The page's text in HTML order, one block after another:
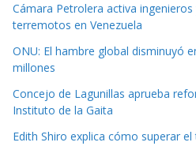
Cámara Petrolera activa
terremotos en Venezuela
ONU: El hambre global disminuyó
millones
Concejo de Lagunillas aprueba
Instituto de la Gaita
Edith Shiro explica cómo superar